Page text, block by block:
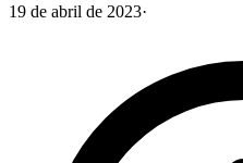
19 de abril de 2023·